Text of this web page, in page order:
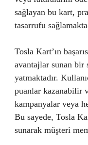
sağlayan bu kart,
tasarrufu
Tosla Kart’ın
avantajlar sunan bir
yatmaktadır.
puanlar kazanabilir
kampanyalar veya
Bu sayede, Tosla
sunarak müşteri